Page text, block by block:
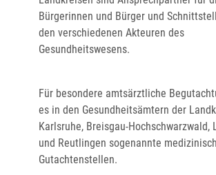
Bürgerinnen und Bürger und
den verschiedenen Akteuren des
Gesundheitswesens.
Für besondere amtsärztliche
es in den Gesundheitsämtern der
Karlsruhe, Breisgau-Hochschwarzwald,
und Reutlingen sogenannte
Gutachtenstellen.